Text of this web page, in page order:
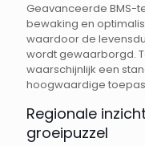
Geavanceerde BMS-
bewaking en
waardoor de
wordt gewaarborgd.
waarschijnlijk een
hoogwaardige
Regionale
groeipuzzel